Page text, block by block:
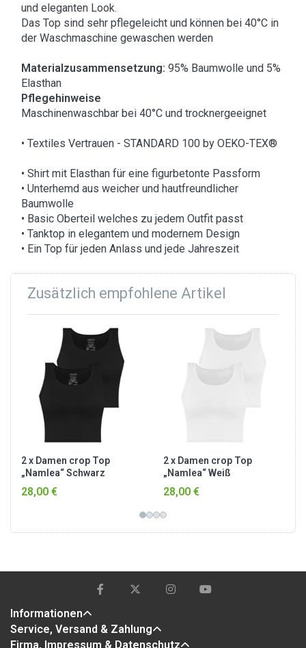
und eleganten Look.
Das Top sind sehr pflegeleicht und können bei 40°C in
der Waschmaschine gewaschen werden
Materialzusammensetzung: 95% Baumwolle und 5%
Elasthan
Pflegehinweise
Maschinenwaschbar bei 40°C und trocknergeeignet
• Textiles Vertrauen - STANDARD 100 by OEKO-TEX®
• Shirt mit Elasthan für eine figurbetonte Passform
• Unterhemd aus weicher und hautfreundlicher
Baumwolle
• Basic Oberteil welches zu jedem Outfit passt
• Tanktop in elegantem und modernem Design
• Ein Top für jeden Anlass und jede Jahreszeit
Zusätzlich empfohlene Artikel
2 x Damen crop Top
„Namlea“ Schwarz
28,00 €
2 x Damen crop Top
„Namlea“ Weiß
28,00 €
Informationen
Service, Versand & Zahlung
Firma, Impressum & Datenschutz